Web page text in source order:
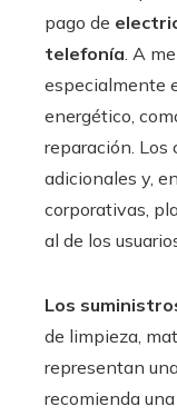
pago de
telefonía . A
especialmente
energético,
reparación. Los
adicionales y,
corporativas,
al de los
Los
de limpieza,
representan
recomienda